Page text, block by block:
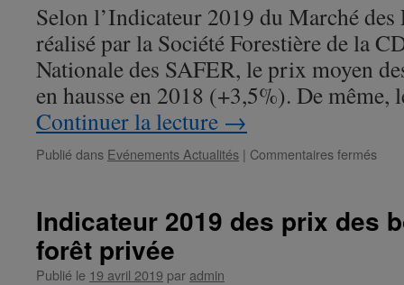
sur
pied
en
forêt
Selon l’Indicateur 2019 du Marché des
réalisé par la Société Forestière de la
Nationale des SAFER, le prix moyen
en hausse en 2018 (+3,5%). De
Continuer la lecture →
Publié dans Evénements Actualités | Commentaires fermés
du
Indicateur 2019 des prix des
forêt privée
Publié le 19 avril 2019 par admin